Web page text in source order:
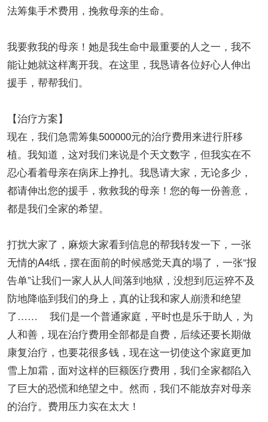
法筹集手术费用，挽救母亲的生命。
我要救我的母亲！她是我生命中最重要的人之一，我不
能让她就这样离开我。在这里，我恳请各位好心人伸出
援手，帮帮我们。
【治疗方案】
现在，我们急需筹集500000元的治疗费用来进行肝移
植。我知道，这对我们来说是个天文数字，但我实在不
忍心看着母亲在病床上挣扎。我恳请大家，无论多少，
都请伸出您的援手，救救我的母亲！您的每一份善意，
都是我们全家的希望。
打扰大家了，麻烦大家看到信息的帮我转发一下，一张
无情的A4纸，摆在面前的时候感觉天真的塌了，一张“报
告单”让我们一家人从人间落到地狱，没想到厄运猝不及
防地降临到我们的身上，真的让我和家人崩溃和绝望
了…… 我们是一个普通家庭，平时也是乐于助人，为
人和善，现在治疗费用全部都是自费，后续还要长期做
康复治疗，也要花很多钱，现在这一切使这个家庭更加
雪上加霜，面对这样的巨额医疗费用，我们全家都陷入
了巨大的恐慌和绝望之中。然而，我们不能放弃对母亲
的治疗。费用压力实在太大！